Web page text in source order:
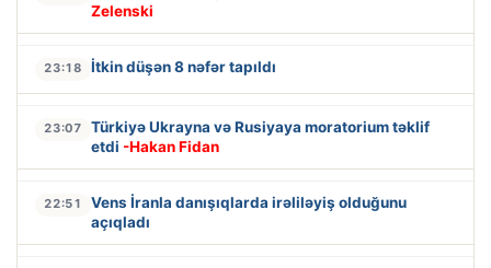
Zelenski
23:18 İtkin düşən 8 nəfər tapıldı
23:07
Türkiyə Ukrayna və Rusiyaya moratorium təklif
etdi -Hakan Fidan
22:51
Vens İranla danışıqlarda irəliləyiş olduğunu
açıqladı